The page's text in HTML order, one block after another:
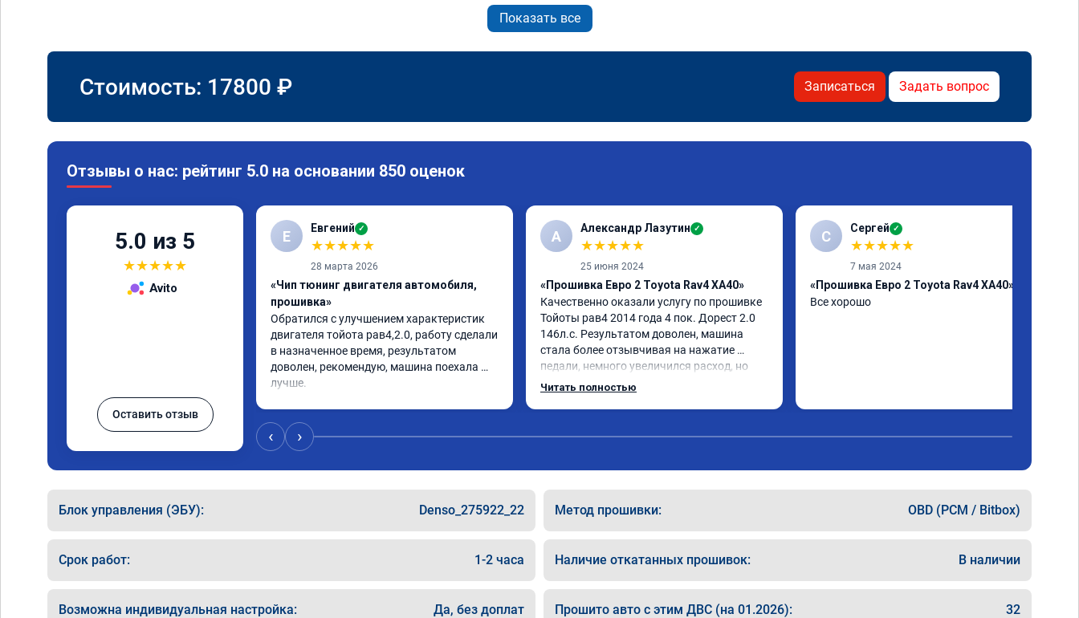
Показать все
Стоимость: 17800 ₽ Записаться Задать вопрос
Отзывы о нас: рейтинг 5.0 на основании 850 оценок
5.0 из 5
★★★★★
Avito
Оставить отзыв
Е Евгений ✓
★★★★★
28 марта 2026
«Чип тюнинг двигателя автомобиля,
прошивка»
Обратился с улучшением характеристик
двигателя тойота рав4,2.0, работу сделали
в назначенное время, результатом
доволен, рекомендую, машина поехала
лучше.
А Александр Лазутин ✓
★★★★★
25 июня 2024
«Прошивка Евро 2 Toyota Rav4 XA40»
Качественно оказали услугу по прошивке
Тойоты рав4 2014 года 4 пок. Дорест 2.0
146л.с. Результатом доволен, машина
стала более отзывчивая на нажатие
педали, немного увеличился расход, но
данная процедура - это именно то, чего ей
единственное, что не сделали, это не сняли
ограничитель скорости, который с завода
до 180км/ч
Читать полностью
С Сергей ✓
★★★★★
7 мая 2024
«Прошивка Евро 2 Toyota Rav4 XA40»
Все хорошо
‹ ›
Блок управления (ЭБУ): Denso_275922_22 Метод прошивки: OBD (PCM / Bitbox)
Срок работ: 1-2 часа Наличие откатанных прошивок: В наличии
Возможна индивидуальная настройка: Да, без доплат Прошито авто с этим ДВС (на 01.2026): 32